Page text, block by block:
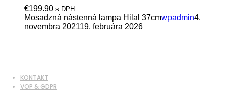
€199.90 s DPH
Mosadzná nástenná lampa Hilal 37cmwpadmin4.
novembra 202119. februára 2026
KONTAKT
VOP & GDPR